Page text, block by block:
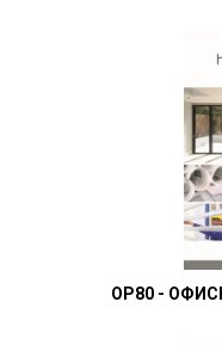
OP80 -